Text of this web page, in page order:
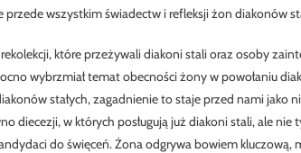
przede wszystkim świadectw i refleksji żon diakonów
które przeżywali diakoni stali oraz osoby
wybrzmiał temat obecności żony w powołaniu
stałych, zagadnienie to staje przed nami jako
diecezji, w których posługują już diakoni stali, ale
do święceń. Żona odgrywa bowiem